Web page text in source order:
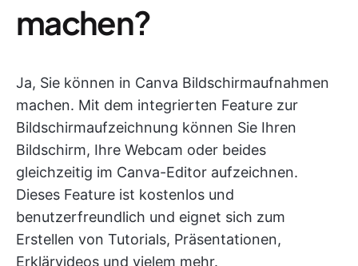
machen?
Ja, Sie können in Canva Bildschirmaufnahmen
machen. Mit dem integrierten Feature zur
Bildschirmaufzeichnung können Sie Ihren
Bildschirm, Ihre Webcam oder beides
gleichzeitig im Canva-Editor aufzeichnen.
Dieses Feature ist kostenlos und
benutzerfreundlich und eignet sich zum
Erstellen von Tutorials, Präsentationen,
Erklärvideos und vielem mehr.